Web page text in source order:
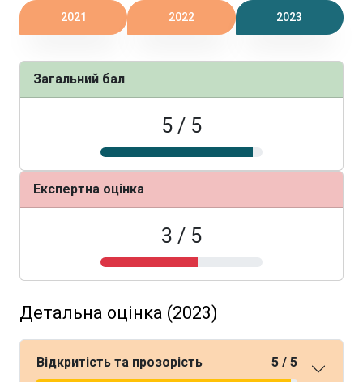
2021 2022 2023
Загальний бал
5 / 5
Експертна оцінка
3 / 5
Детальна оцінка (2023)
Відкритість та прозорість 5 / 5